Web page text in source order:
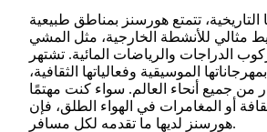
التاريخية، تتمتع هورسنز بمناطق طبيعية
مثالي للأنشطة الخارجية، مثل المشي
الدراجات والرياضات المائية. تشتهر
الموسيقية وفعالياتها الثقافية،
من جميع أنحاء العالم. سواء كنت مهتمًا
أو المغامرات في الهواء الطلق، فإن
هورسنز لديها ما تقدمه لكل مسافر.